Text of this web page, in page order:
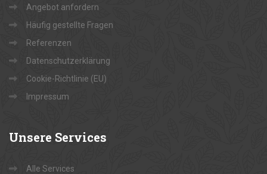
Angebot anfordern
Häufig gestellte Fragen
Referenzen
Datenschutzerklärung
Cookie-Richtlinie (EU)
Impressum
Unsere Services
Alle Services